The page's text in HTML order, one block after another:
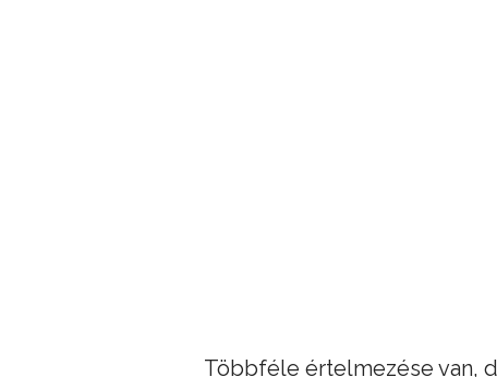
Többféle értelmezése van,